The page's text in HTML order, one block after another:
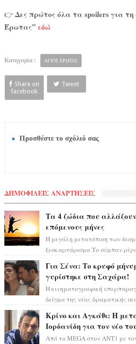
👉Δες πρώτος όλα τα spoilers για τη
Έρωτας” εδώ
Κατηγορία : ΑΓΙΟΣ ΕΡΩΤΑΣ
Share on
facebook
Tweet
Προσθέστε το σχόλιό σας
ΔΗΜΟΦΙΛΕΙΣ ΑΝΑΡΤΗΣΕΙΣ
Τα 4 ζώδια που
επόμενους μήνες
Η μεγάλη μετατόπιση των
ξεσκαρτάρισμα Το σύμπαν
Για Σένα: Το κρυφό
γυρίστηκε στη Σαχάρα!
Η κινηματογραφική
δείγμα της νέας δραματικής
Κρίνο και Αγκάθι: Η
Ιορδανίδη για τον νέο
Από το MEGA στον ΑΝΤ1 με